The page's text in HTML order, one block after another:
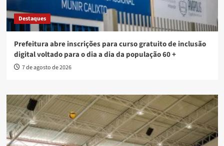
Destaques
Prefeitura abre inscrições para curso gratuito de inclusão
digital voltado para o dia a dia da população 60 +
7 de agosto de 2026